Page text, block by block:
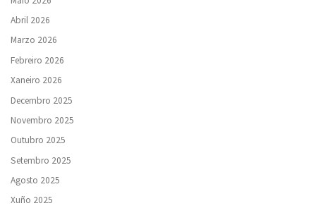
Abril 2026
Marzo 2026
Febreiro 2026
Xaneiro 2026
Decembro 2025
Novembro 2025
Outubro 2025
Setembro 2025
Agosto 2025
Xuño 2025